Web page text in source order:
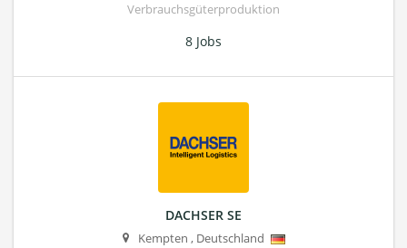
Verbrauchsgüterproduktion
8 Jobs
DACHSER SE
Kempten , Deutschland